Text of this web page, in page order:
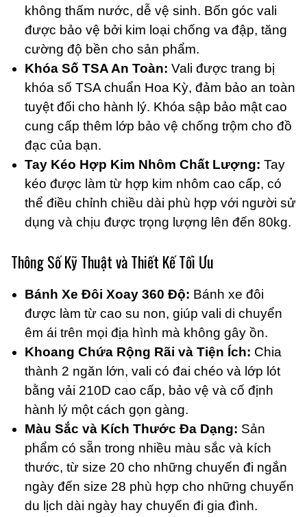
không thấm nước, dễ vệ sinh. Bốn góc vali
được bảo vệ bởi kim loại chống va đập, tăng
cường độ bền cho sản phẩm.
Khóa Số TSA An Toàn: Vali được trang bị
khóa số TSA chuẩn Hoa Kỳ, đảm bảo an toàn
tuyệt đối cho hành lý. Khóa sập bảo mật cao
cung cấp thêm lớp bảo vệ chống trộm cho đồ
đạc của bạn.
Tay Kéo Hợp Kim Nhôm Chất Lượng: Tay
kéo được làm từ hợp kim nhôm cao cấp, có
thể điều chỉnh chiều dài phù hợp với người sử
dụng và chịu được trọng lượng lên đến 80kg.
Thông Số Kỹ Thuật và Thiết Kế Tối Ưu
Bánh Xe Đôi Xoay 360 Độ: Bánh xe đôi
được làm từ cao su non, giúp vali di chuyển
êm ái trên mọi địa hình mà không gây ồn.
Khoang Chứa Rộng Rãi và Tiện Ích: Chia
thành 2 ngăn lớn, vali có đai chéo và lớp lót
bằng vải 210D cao cấp, bảo vệ và cố định
hành lý một cách gọn gàng.
Màu Sắc và Kích Thước Đa Dạng: Sản
phẩm có sẵn trong nhiều màu sắc và kích
thước, từ size 20 cho những chuyến đi ngắn
ngày đến size 28 phù hợp cho những chuyến
du lịch dài ngày hay chuyến đi gia đình.